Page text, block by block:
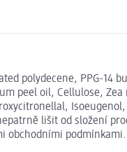
polydecene, PPG-14
peel oil, Cellulose,
lišit od složení
obchodními podmínkami.